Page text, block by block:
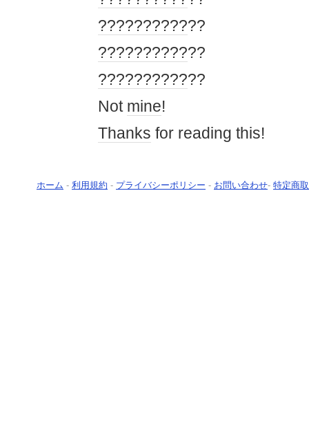
????????????
????????????
????????????
Not mine!
Thanks for reading this!
ホーム - 利用規約 - プライバシーポリシー - お問い合わせ- 特定商